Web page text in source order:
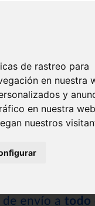
de rastreo para
en nuestra
y
en nuestra
nuestros